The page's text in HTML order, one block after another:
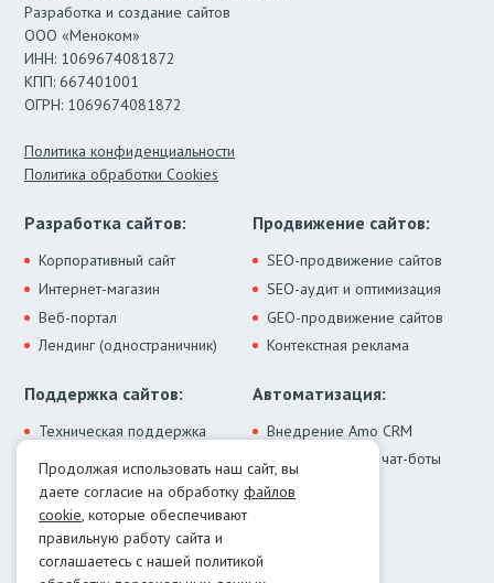
Разработка и создание сайтов
ООО «Меноком»
ИНН: 1069674081872
КПП: 667401001
ОГРН: 1069674081872
Политика конфиденциальности
Политика обработки Cookies
Разработка сайтов:
Корпоративный сайт
Интернет-магазин
Веб-портал
Лендинг (одностраничник)
Продвижение сайтов:
SEO-продвижение сайтов
SEO-аудит и оптимизация
GEO-продвижение сайтов
Контекстная реклама
Поддержка сайтов:
Техническая поддержка
Модернизация сайта
Лечение от вирусов
Автоматизация:
Внедрение Amo CRM
ИИ-ассистенты и чат-боты
Интеграции
Контакты:
Москва:+7 (499) 322-77-02
Екатеринбург:+7 (343) 351-74-32
Продолжая использовать наш сайт, вы
даете согласие на обработку файлов
cookie, которые обеспечивают
правильную работу сайта и
соглашаетесь с нашей политикой